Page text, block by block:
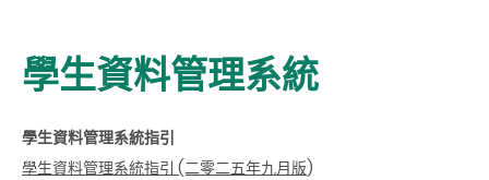
學生資料管理系統
學生資料管理系統指引
學生資料管理系統指引 (二零二五年九月版)